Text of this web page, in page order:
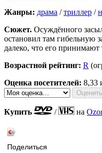
Жанры: драма /триллер /
Сюжет. Осуждённого
остановил там гибельную
далеко, что его
Возрастной рейтинг: R
Оценка посетителей: 8,33
Купить / на
Поделиться